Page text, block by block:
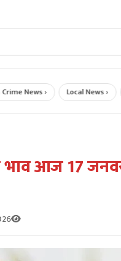
› Local News › Daily
आज 17